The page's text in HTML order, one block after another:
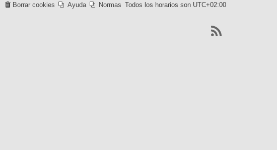
Todos los horarios son UTC+02:00
Normas
Ayuda
Borrar cookies